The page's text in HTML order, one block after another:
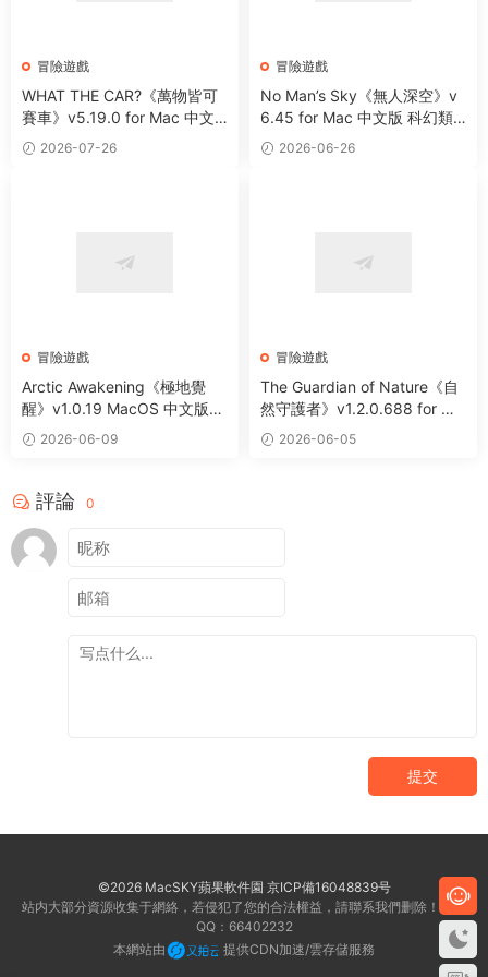
冒險遊戲
WHAT THE CAR?《萬物皆可
賽車》v5.19.0 for Mac 中文
版 賽車競速冒險遊戲
2026-07-26
冒險遊戲
No Man’s Sky《無人深空》v
6.45 for Mac 中文版 科幻類
太空冒險生存主題遊戲
2026-06-26
冒險遊戲
Arctic Awakening《極地覺
醒》v1.0.19 MacOS 中文版
第一人稱生存叙事冒險遊戲
2026-06-09
冒險遊戲
The Guardian of Nature《自
然守護者》v1.2.0.688 for Ma
c 中文版 手繪風格變身冒險遊
戲
2026-06-05
評論 0
提交
©2026 MacSKY蘋果軟件園 京ICP備16048839号
站内大部分資源收集于網絡，若侵犯了您的合法權益，請聯系我們删除！客服
QQ：66402232
本網站由
提供CDN加速/雲存儲服務